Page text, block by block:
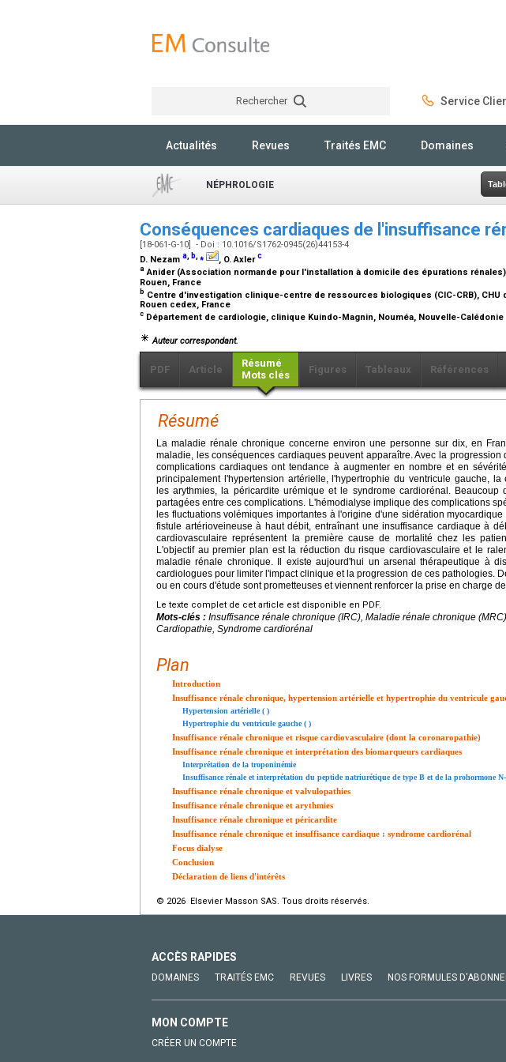
Rechercher Service
Actualités Revues Traités EMC Domaines
NÉPHROLOGIE
Conséquences cardiaques de l'insuffisance
[18-061-G-10] - Doi : 10.1016/S1762-0945(26)44153-4
D. Nezam a, b,⁎ , O. Axlerc
a Anider (Association normande pour l'installation à domicile des épurations rénales)
Rouen, France
b Centre d'investigation clinique-centre de ressources biologiques (CIC-CRB), CHU
Rouen cedex, France
c Département de cardiologie, clinique Kuindo-Magnin, Nouméa, Nouvelle-Calédonie
Auteur correspondant.
PDF Article
Résumé
Mots clés
Figures Tableaux Références
Résumé
La maladie rénale chronique concerne environ une personne sur dix, en
maladie, les conséquences cardiaques peuvent apparaître. Avec la
complications cardiaques ont tendance à augmenter en nombre et en
principalement l'hypertension artérielle, l'hypertrophie du ventricule gauche, la
les arythmies, la péricardite urémique et le syndrome cardiorénal. Beaucoup
partagées entre ces complications. L'hémodialyse implique des complications
les fluctuations volémiques importantes à l'origine d'une sidération
fistule artérioveineuse à haut débit, entraînant une insuffisance cardiaque à
cardiovasculaire représentent la première cause de mortalité chez les
L'objectif au premier plan est la réduction du risque cardiovasculaire et le
maladie rénale chronique. Il existe aujourd'hui un arsenal thérapeutique à
cardiologues pour limiter l'impact clinique et la progression de ces pathologies.
ou en cours d'étude sont prometteuses et viennent renforcer la prise en charge
Le texte complet de cet article est disponible en PDF.
Mots-clés : Insuffisance rénale chronique (IRC), Maladie rénale chronique
Cardiopathie, Syndrome cardiorénal
Plan
Introduction
Insuffisance rénale chronique, hypertension artérielle et hypertrophie du ventricule
Hypertension artérielle ( )
Hypertrophie du ventricule gauche ( )
Insuffisance rénale chronique et risque cardiovasculaire (dont la coronaropathie)
Insuffisance rénale chronique et interprétation des biomarqueurs cardiaques
Interprétation de la troponinémie
Insuffisance rénale et interprétation du peptide natriurétique de type B et de la prohormone
Insuffisance rénale chronique et valvulopathies
Insuffisance rénale chronique et arythmies
Insuffisance rénale chronique et péricardite
Insuffisance rénale chronique et insuffisance cardiaque : syndrome cardiorénal
Focus dialyse
Conclusion
Déclaration de liens d'intérêts
© 2026 Elsevier Masson SAS. Tous droits réservés.
ACCÈS RAPIDES
DOMAINES TRAITÉS EMC REVUES LIVRES NOS FORMULES
MON COMPTE
CRÉER UN COMPTE